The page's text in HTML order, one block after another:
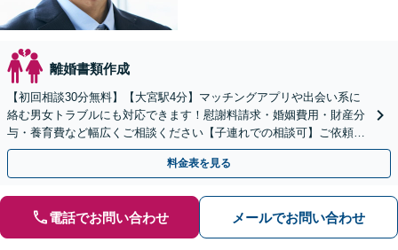
離婚書類作成
【初回相談30分無料】【大宮駅4分】マッチングアプリや出会い系に
絡む男女トラブルにも対応できます！慰謝料請求・婚姻費用・財産分
与・養育費など幅広くご相談ください【子連れでの相談可】ご依頼後
はLINEメールなどでの対応可
料金表を見る
電話でお問い合わせ メールでお問い合わせ